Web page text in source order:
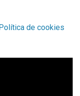
de cookies